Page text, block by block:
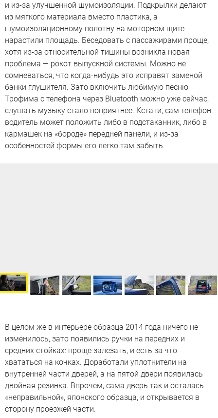
и из-за улучшенной шумоизоляции. Подкрылки делают
из мягкого материала вместо пластика, а
шумоизоляционному полотну на моторном щите
нарастили площадь. Беседовать с пассажирами проще,
хотя из-за относительной тишины возникла новая
проблема — рокот выпускной системы. Можно не
сомневаться, что когда-нибудь это исправят заменой
банки глушителя. Зато включить любимую песню
Трофима с телефона через Bluetooth можно уже сейчас,
слушать музыку стало поприятнее. Кстати, сам телефон
водитель может положить либо в подстаканник, либо в
кармашек на «бороде» передней панели, и из-за
особенностей формы его легко там забыть.
В целом же в интерьере образца 2014 года ничего не
изменилось, зато появились ручки на передних и
средних стойках: проще залезать, и есть за что
хвататься на кочках. Доработали уплотнители на
внутренней части дверей, а на пятой двери появилась
двойная резинка. Впрочем, сама дверь так и осталась
«неправильной», японского образца, и открывается в
сторону проезжей части.